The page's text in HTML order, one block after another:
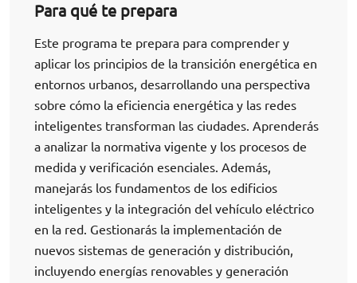
Para qué te prepara
Este programa te prepara para comprender y
aplicar los principios de la transición energética en
entornos urbanos, desarrollando una perspectiva
sobre cómo la eficiencia energética y las redes
inteligentes transforman las ciudades. Aprenderás
a analizar la normativa vigente y los procesos de
medida y verificación esenciales. Además,
manejarás los fundamentos de los edificios
inteligentes y la integración del vehículo eléctrico
en la red. Gestionarás la implementación de
nuevos sistemas de generación y distribución,
incluyendo energías renovables y generación